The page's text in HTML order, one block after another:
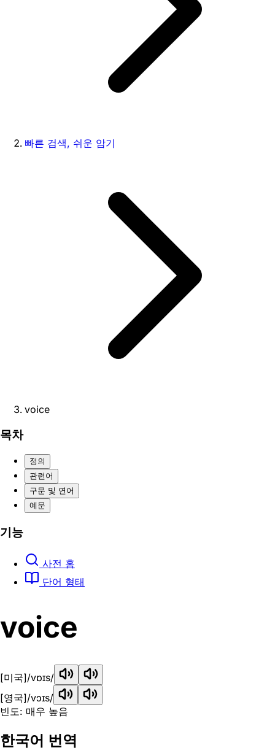
빠른 검색, 쉬운 암기
voice
목차
정의
관련어
구문 및 연어
예문
기능
사전 홈
단어 형태
voice
[미국]/vɒɪs/
[영국]/vɔɪs/
빈도: 매우 높음
한국어 번역